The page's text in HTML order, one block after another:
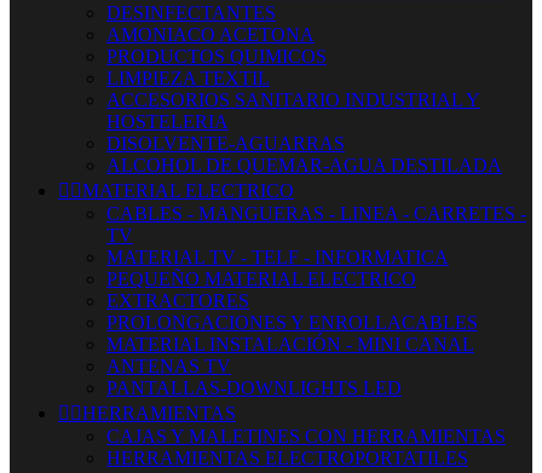
DESINFECTANTES
AMONIACO ACETONA
PRODUCTOS QUIMICOS
LIMPIEZA TEXTIL
ACCESORIOS SANITARIO INDUSTRIAL Y
HOSTELERIA
DISOLVENTE-AGUARRAS
ALCOHOL DE QUEMAR-AGUA DESTILADA
 MATERIAL ELECTRICO
CABLES - MANGUERAS - LINEA - CARRETES -
TV
MATERIAL TV - TELF - INFORMATICA
PEQUEÑO MATERIAL ELECTRICO
EXTRACTORES
PROLONGACIONES Y ENROLLACABLES
MATERIAL INSTALACIÓN - MINI CANAL
ANTENAS TV
PANTALLAS-DOWNLIGHTS LED
 HERRAMIENTAS
CAJAS Y MALETINES CON HERRAMIENTAS
HERRAMIENTAS ELECTROPORTATILES